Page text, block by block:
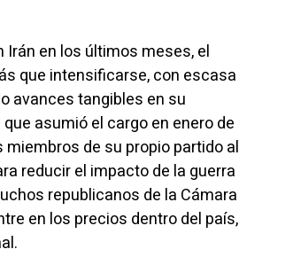
Irán en los últimos meses, el
que intensificarse, con escasa
avances tangibles en su
asumió el cargo en enero de
de su propio partido al
reducir el impacto de la guerra
republicanos de la Cámara
en los precios dentro del país,